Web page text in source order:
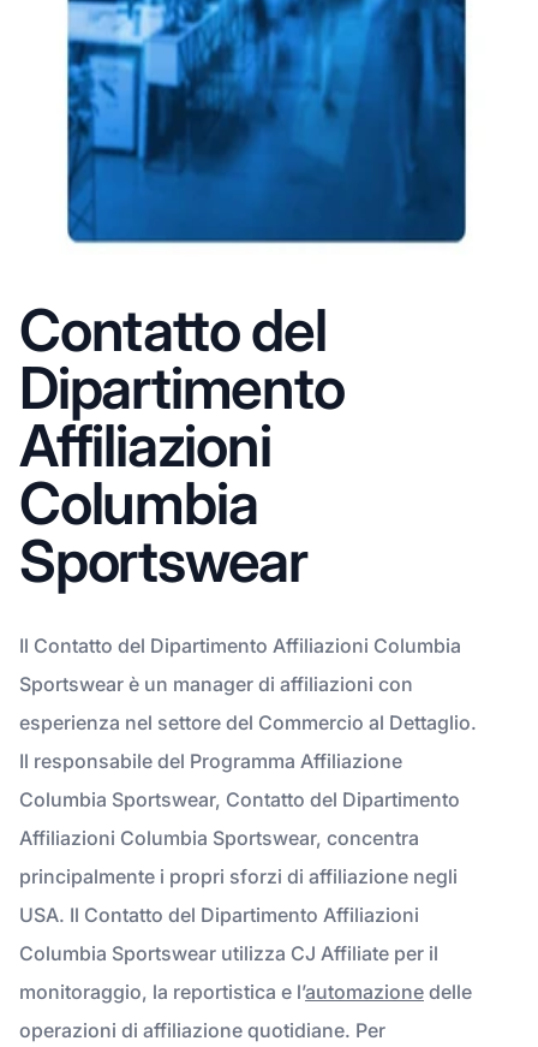
Contatto del
Dipartimento
Affiliazioni
Columbia
Sportswear
Il Contatto del Dipartimento Affiliazioni Columbia
Sportswear è un manager di affiliazioni con
esperienza nel settore del Commercio al Dettaglio.
Il responsabile del Programma Affiliazione
Columbia Sportswear, Contatto del Dipartimento
Affiliazioni Columbia Sportswear, concentra
principalmente i propri sforzi di affiliazione negli
USA. Il Contatto del Dipartimento Affiliazioni
Columbia Sportswear utilizza CJ Affiliate per il
monitoraggio, la reportistica e l’automazione delle
operazioni di affiliazione quotidiane. Per